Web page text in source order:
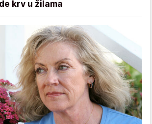
krv u žilama